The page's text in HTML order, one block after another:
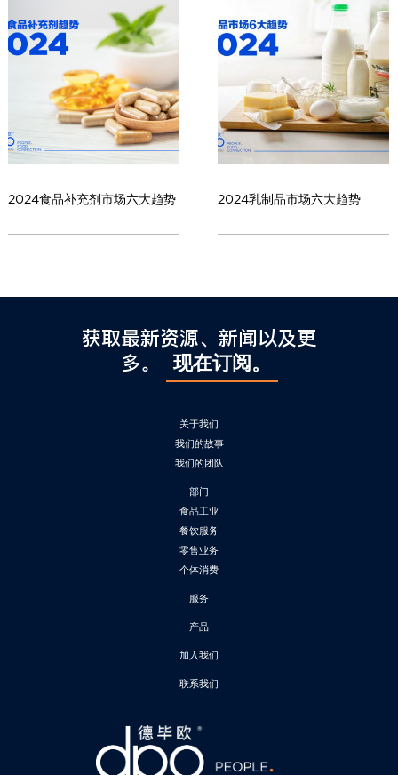
2024食品补充剂市场六大趋势 2024乳制品市场六大趋势
获取最新资源、新闻以及更
多。
现在订阅。
关于我们
我们的故事
我们的团队
部门
食品工业
餐饮服务
零售业务
个体消费
服务
产品
加入我们
联系我们